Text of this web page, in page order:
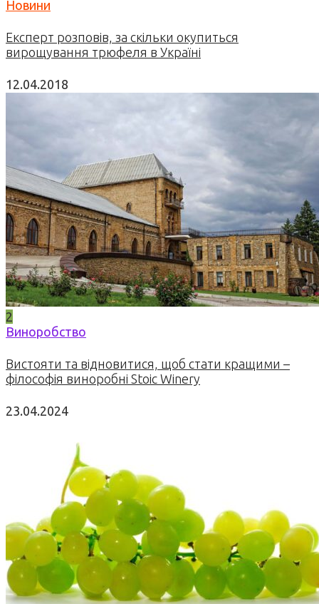
Новини
Експерт розповів, за скільки окупиться
вирощування трюфеля в Україні
12.04.2018
2
Виноробство
Вистояти та відновитися, щоб стати кращими –
філософія виноробні Stoic Winery
23.04.2024